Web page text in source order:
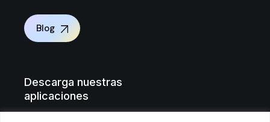
Blog
Descarga nuestras
aplicaciones